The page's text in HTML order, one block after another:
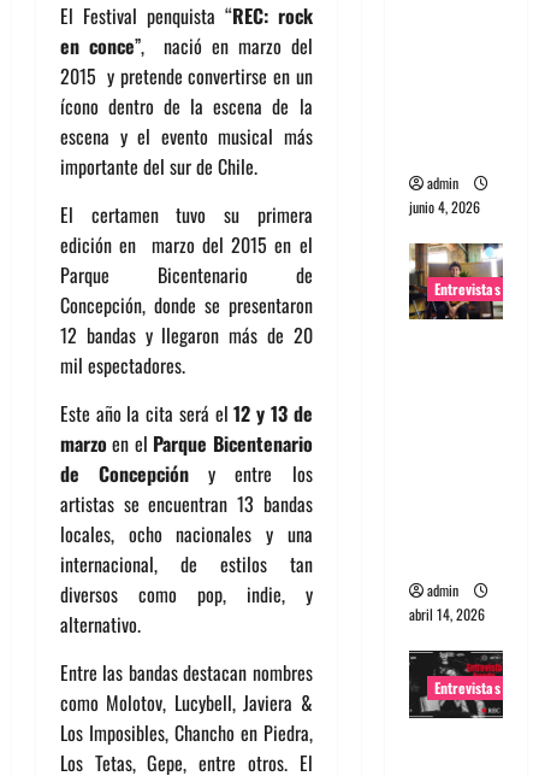
El Festival penquista “REC: rock
en conce”, nació en marzo del
2015 y pretende convertirse en un
ícono dentro de la escena de la
escena y el evento musical más
importante del sur de Chile.
El certamen tuvo su primera
edición en marzo del 2015 en el
Parque Bicentenario de
Concepción, donde se presentaron
12 bandas y llegaron más de 20
mil espectadores.
Este año la cita será el12 y 13 de
marzoen el Parque Bicentenario
de Concepción y entre los
artistas se encuentran 13 bandas
locales, ocho nacionales y una
internacional, de estilos tan
diversos como pop, indie, y
alternativo.
Entre las bandas destacan nombres
como Molotov, Lucybell, Javiera &
Los Imposibles, Chancho en Piedra,
Los Tetas, Gepe, entre otros. El
admin
junio 4, 2026
Entrevistas
admin
abril 14, 2026
Entrevistas